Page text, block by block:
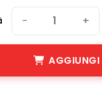
− +
AGGIUNGI